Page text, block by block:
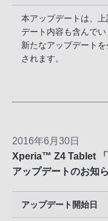
本アップデートは、
デート内容も含んでい
新たなアップデート
されます。
2016年6月30日
Xperia™ Z4 Tablet
アップデートのお知
アップデート開始日